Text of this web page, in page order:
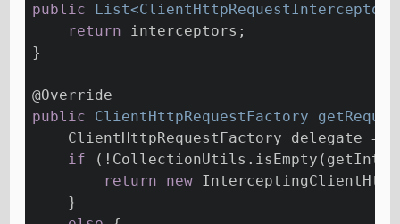
public
return interceptors;
}
@Override
public ClientHttpRequestFactory
    ClientHttpRequestFactory delegate =
if
return
new
    }